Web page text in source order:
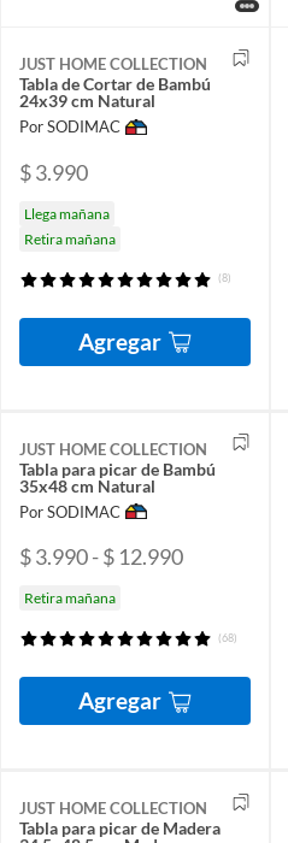
JUST HOME COLLECTION
Tabla de Cortar de Bambú
24x39 cm Natural
Por SODIMAC
$ 3.990
Llega mañana
Retira mañana
(8)
Agregar
JUST HOME COLLECTION
Tabla para picar de Bambú
35x48 cm Natural
Por SODIMAC
$ 3.990 - $ 12.990
Retira mañana
(68)
Agregar
JUST HOME COLLECTION
Tabla para picar de Madera